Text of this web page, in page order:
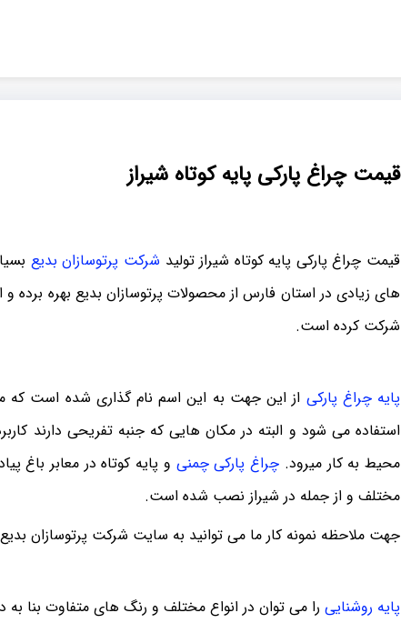
قیمت چراغ پارکی پایه کوتاه شیراز
قیمت چراغ پارکی پایه کوتاه شیراز تولید شرکت پرتوسازان بدیع
های زیادی در استان فارس از محصولات پرتوسازان بدیع بهره
شرکت کرده است.
پایه چراغ پارکی از این جهت به این اسم نام گذاری شده است که
استفاده می شود و البته در مکان هایی که جنبه تفریحی دارند
محیط به کار میرود. چراغ پارکی چمنی و پایه کوتاه در معابر باغ
مختلف و از جمله در شیراز نصب شده است.
جهت ملاحظه نمونه کار ما می توانید به سایت شرکت پرتوسازان
پایه روشنایی را می توان در انواع مختلف و رنگ های متفاوت بنا